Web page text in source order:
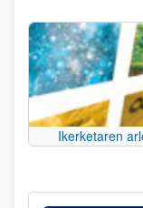
Ikerketaren